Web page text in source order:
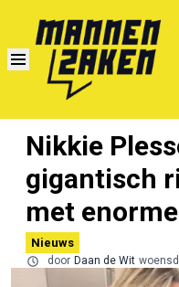
Nikkie
gigantisch
met
Nieuws
door Daan de Wit